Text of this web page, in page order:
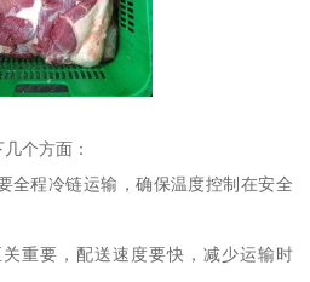
个方面：
全程冷链运输，确保温度控制在安全
重要，配送速度要快，减少运输时